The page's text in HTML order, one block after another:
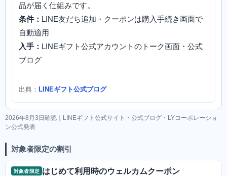
品が届く仕組みです。
条件： LINE友だち追加・クーポンは購入手続き画面で
自動適用
入手： LINEギフト公式アカウントのトーク画面・公式
ブログ
出典： LINEギフト公式ブログ
2026年8月3日確認｜LINEギフト公式サイト・公式ブログ・LYコーポレーショ
ン公式発表
対象者限定の割引
対象者限定 はじめて利用時のウェルカムクーポン